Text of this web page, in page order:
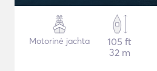
Motorinė jachta
105 ft
32 m